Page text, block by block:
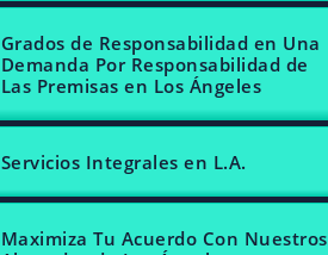
Grados de Responsabilidad en Una
Demanda Por Responsabilidad de
Las Premisas en Los Ángeles
Servicios Integrales en L.A.
Maximiza Tu Acuerdo Con Nuestros